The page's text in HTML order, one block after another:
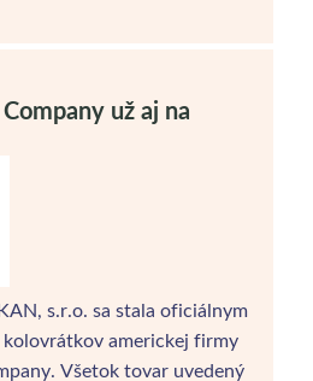
už aj na
s.r.o. sa stala oficiálnym
americkej firmy
Všetok tovar uvedený